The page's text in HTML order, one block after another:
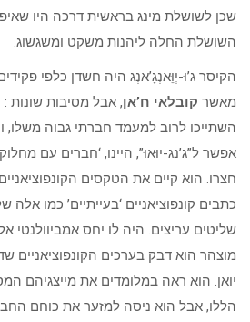
שכן לשושלת מינג בראשית דרכה היו
השושלת החלה ליהנות משקט ומשגשוג.
הקיסר ג’וּ-יְוֵּאנְגָ’אנְג היה חשדן כלפי
מאשר קובלאי ח’אן, אבל מסיבות שונות
השתייכו לרוב למעמד חברתי גבוה משלו,
אפשר ל”ג’נג-יוּאוּ”, היינו, ‘חברים עם
חצרו. הוא קיים את הטקסים
כתבים קונפוציאניים ‘בעייתיים’ כמו אלה
שליטים עריצים. היה לו יחס אמביוולנטי
מוצהר הוא דבק בערכים הקונפוציאניים
יואן. הוא ראה במלומדים את מייצגיהם
הללו, אבל הוא ניסה למזער את כוחם